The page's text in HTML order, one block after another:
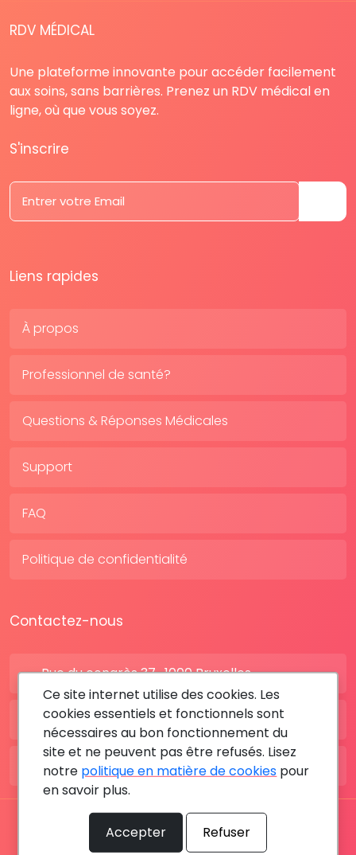
RDV MÉDICAL
Une plateforme innovante pour accéder facilement
aux soins, sans barrières. Prenez un RDV médical en
ligne, où que vous soyez.
S'inscrire
Liens rapides
À propos
Professionnel de santé?
Questions & Réponses Médicales
Support
FAQ
Politique de confidentialité
Contactez-nous
Rue du congrès 37 , 1000 Bruxelles
BE: +32 28080227
FR: +33 183642895
Tous les droits sont réservés © 2026 RDV MÉDICAL By
MediaSatCom
Ce site internet utilise des cookies. Les
cookies essentiels et fonctionnels sont
nécessaires au bon fonctionnement du
site et ne peuvent pas être refusés. Lisez
notre politique en matière de cookies pour
en savoir plus.
Accepter Refuser